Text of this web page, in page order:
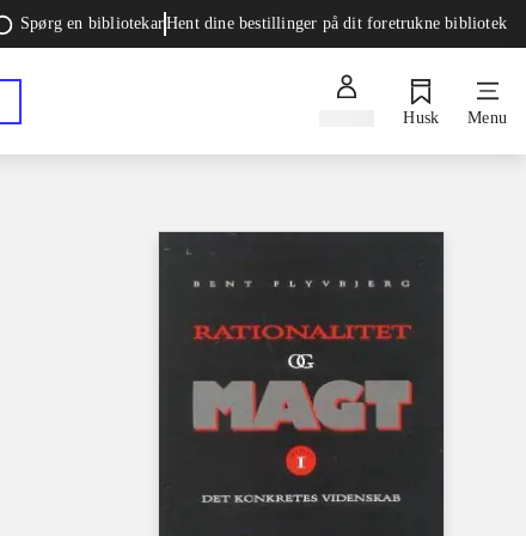
Spørg en bibliotekarHent dine bestillinger på dit foretrukne bibliotek
Husk Menu